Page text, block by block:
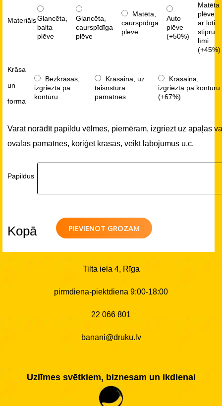
MateriālsGlancēta,
balta
plēve
Glancēta,
caurspīdīga
plēve
Matēta,
caurspīdīga
plēve
Auto
plēve
(+50%)
Matēta
plēve
ar ļoti
stipru
līmi
(+45%)
Krāsa
un
forma
Bezkrāsas,
izgriezta pa
kontūru
Krāsaina, uz
taisnstūra
pamatnes
Krāsaina,
izgriezta pa kontūru
(+67%)
Varat norādīt papildu vēlmes, piemēram, izgriezt uz apaļas
ovālas pamatnes, koriģēt krāsas, veikt labojumus u.c.
Papildus
PIEVIENOT GROZAM
Kopā
Tilta iela 4, Rīga
pirmdiena-piektdiena 9:00-18:00
22 066 801
banani@druku.lv
Uzlīmes svētkiem, biznesam un ikdienai